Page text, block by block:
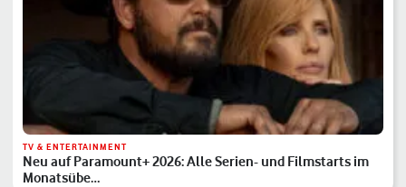
TV & ENTERTAINMENT
Neu auf Paramount+ 2026: Alle Serien- und Filmstarts im
Monatsübe…